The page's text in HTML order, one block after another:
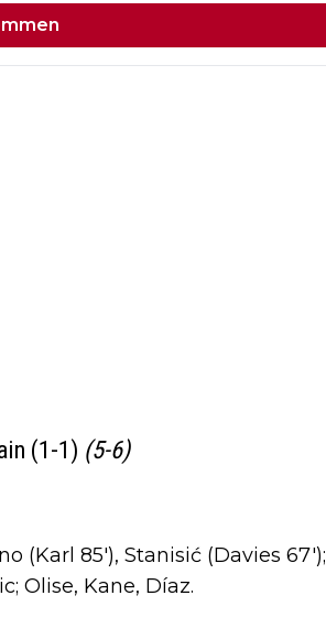
(1-1) (5-6)
(Karl 85'), Stanisić (Davies 67');
Olise, Kane, Díaz.